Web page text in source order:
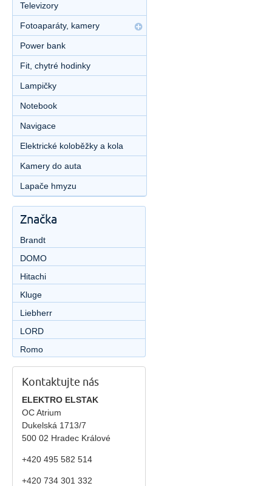
Televizory
Fotoaparáty, kamery
Power bank
Fit, chytré hodinky
Lampičky
Notebook
Navigace
Elektrické koloběžky a kola
Kamery do auta
Lapače hmyzu
Značka
Brandt
DOMO
Hitachi
Kluge
Liebherr
LORD
Romo
Kontaktujte nás
ELEKTRO ELSTAK
OC Atrium
Dukelská 1713/7
500 02 Hradec Králové
+420 495 582 514
+420 734 301 332